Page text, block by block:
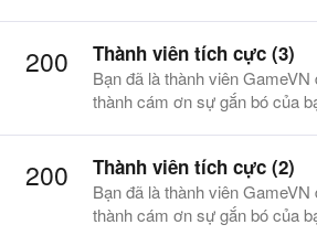
200 Thành viên tích cực (3)
Bạn đã là thành viên
thành cám ơn sự gắn bó của
200 Thành viên tích cực (2)
Bạn đã là thành viên
thành cám ơn sự gắn bó của